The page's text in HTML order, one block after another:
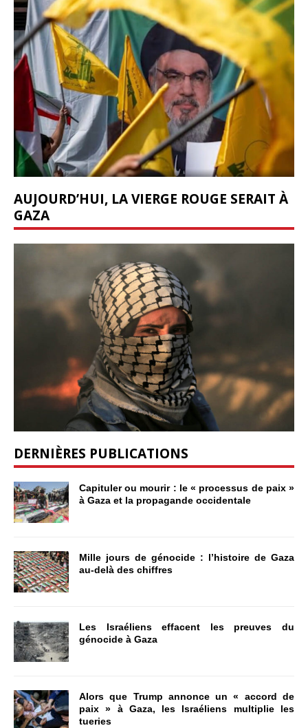
AUJOURD’HUI, LA VIERGE ROUGE SERAIT À
GAZA
DERNIÈRES PUBLICATIONS
Capituler ou mourir : le « processus de paix »
à Gaza et la propagande occidentale
Mille jours de génocide : l’histoire de Gaza
au-delà des chiffres
Les Israéliens effacent les preuves du
génocide à Gaza
Alors que Trump annonce un « accord de
paix » à Gaza, les Israéliens multiplie les
tueries